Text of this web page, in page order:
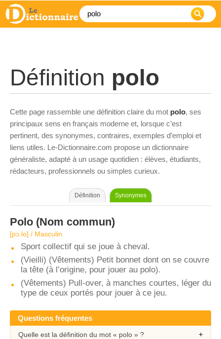
Définition polo
Cette page rassemble une définition claire du mot polo, ses
principaux sens en français moderne et, lorsque c’est
pertinent, des synonymes, contraires, exemples d’emploi et
liens utiles. Le-Dictionnaire.com propose un dictionnaire
généraliste, adapté à un usage quotidien : élèves, étudiants,
rédacteurs, professionnels ou simples curieux.
Définition Synonymes
Polo (Nom commun)
[pɔ.lo] / Masculin
Sport collectif qui se joue à cheval.
(Vieilli) (Vêtements) Petit bonnet dont on se couvre
la tête (à l’origine, pour jouer au polo).
(Vêtements) Pull-over, à manches courtes, léger du
type de ceux portés pour jouer à ce jeu.
Questions fréquentes
Quelle est la définition du mot « polo » ?